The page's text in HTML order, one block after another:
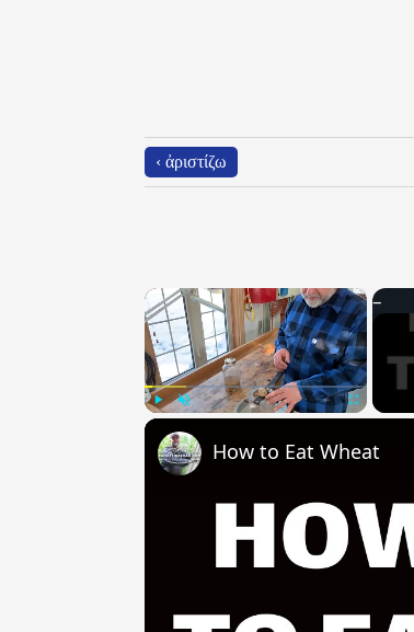
‹ ἀριστίζω
×
How to Eat Wheat